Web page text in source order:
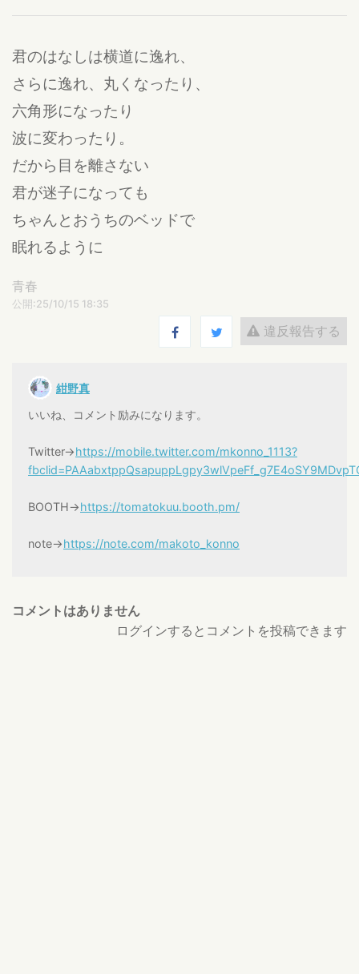
君のはなしは横道に逸れ、
さらに逸れ、丸くなったり、
六角形になったり
波に変わったり。
だから目を離さない
君が迷子になっても
ちゃんとおうちのベッドで
眠れるように
青春
公開:25/10/15 18:35
違反報告する
紺野真
いいね、コメント励みになります。
Twitter→https://mobile.twitter.com/mkonno_1113?
BOOTH→https://tomatokuu.booth.pm/
note→https://note.com/makoto_konno
コメントはありません
ログインするとコメントを投稿できます